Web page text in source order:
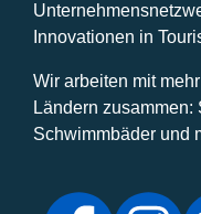
Innovationen in
Wir arbeiten mit
Ländern
Schwimmbäder und